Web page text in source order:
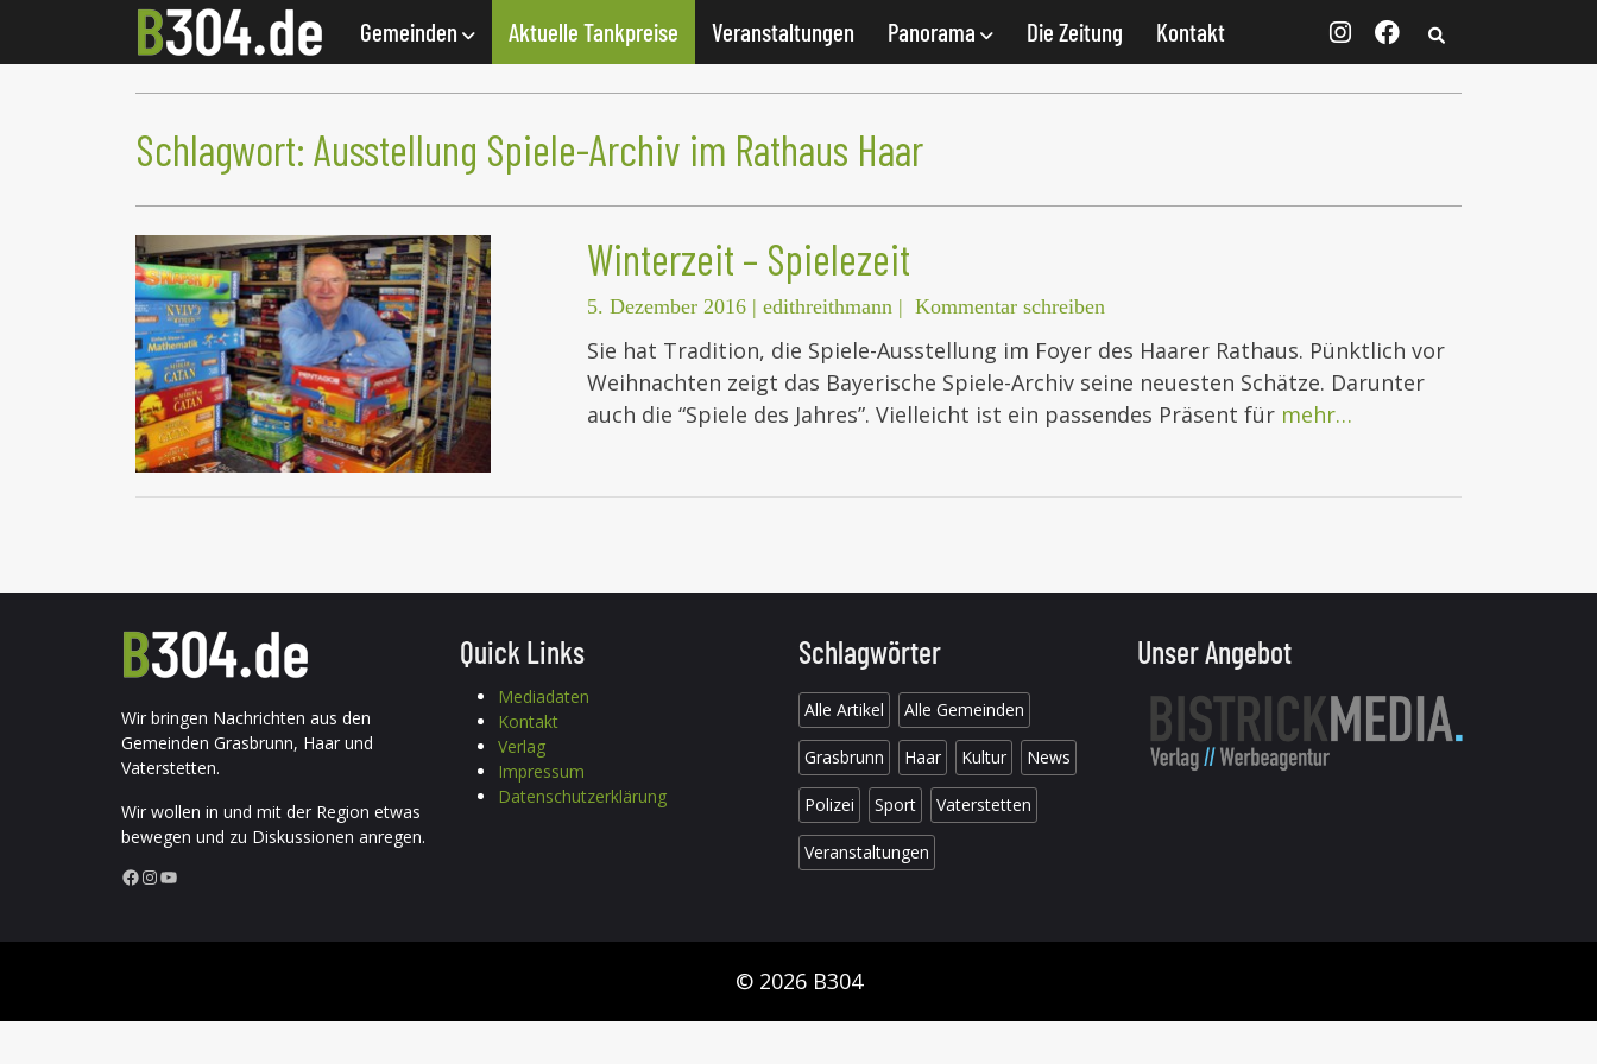
Gemeinden Aktuelle Tankpreise Veranstaltungen Panorama Die Zeitung Kontakt
Schlagwort: Ausstellung Spiele-Archiv im Rathaus Haar
Winterzeit – Spielezeit
5. Dezember 2016 | edithreithmann | Kommentar schreiben
Sie hat Tradition, die Spiele-Ausstellung im Foyer des Haarer Rathaus. Pünktlich vor
Weihnachten zeigt das Bayerische Spiele-Archiv seine neuesten Schätze. Darunter
auch die “Spiele des Jahres”. Vielleicht ist ein passendes Präsent für mehr…
Wir bringen Nachrichten aus den
Gemeinden Grasbrunn, Haar und
Vaterstetten.
Wir wollen in und mit der Region etwas
bewegen und zu Diskussionen anregen.
Facebook InstagramYouTube
Quick Links
Mediadaten
Kontakt
Verlag
Impressum
Datenschutzerklärung
Schlagwörter
Alle Artikel Alle Gemeinden
Grasbrunn Haar Kultur News
Polizei Sport Vaterstetten
Veranstaltungen
Unser Angebot
© 2026 B304